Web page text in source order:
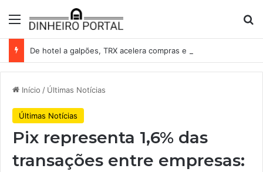
Menu
Início / Últimas Notícias
Últimas Notícias
Pix representa 1,6% das
transações entre empresas: